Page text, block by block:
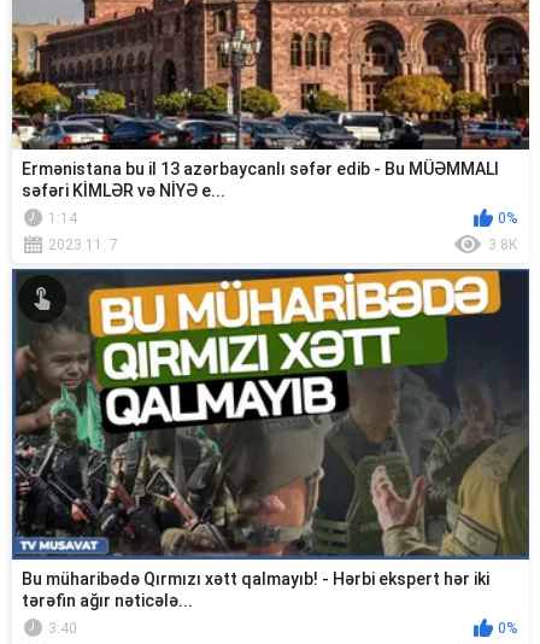
Ermənistana bu il 13 azərbaycanlı səfər edib - Bu MÜƏMMALI
səfəri KİMLƏR və NİYƏ e...
1:14
0%
2023.11. 7
3.8K
Bu müharibədə Qırmızı xətt qalmayıb! - Hərbi ekspert hər iki
tərəfin ağır nəticələ...
3:40
0%